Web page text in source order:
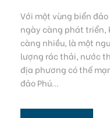
Với một vùng biển
ngày càng phát triển,
càng nhiều, là một
lượng rác thải, nước
địa phương có thế
đảo Phú...